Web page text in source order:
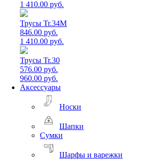
1 410.00 руб.
Трусы Tr.34M
846.00 руб.
1 410.00 руб.
Трусы Tr.30
576.00 руб.
960.00 руб.
Аксессуары
Носки
Шапки
Сумки
Шарфы и варежки